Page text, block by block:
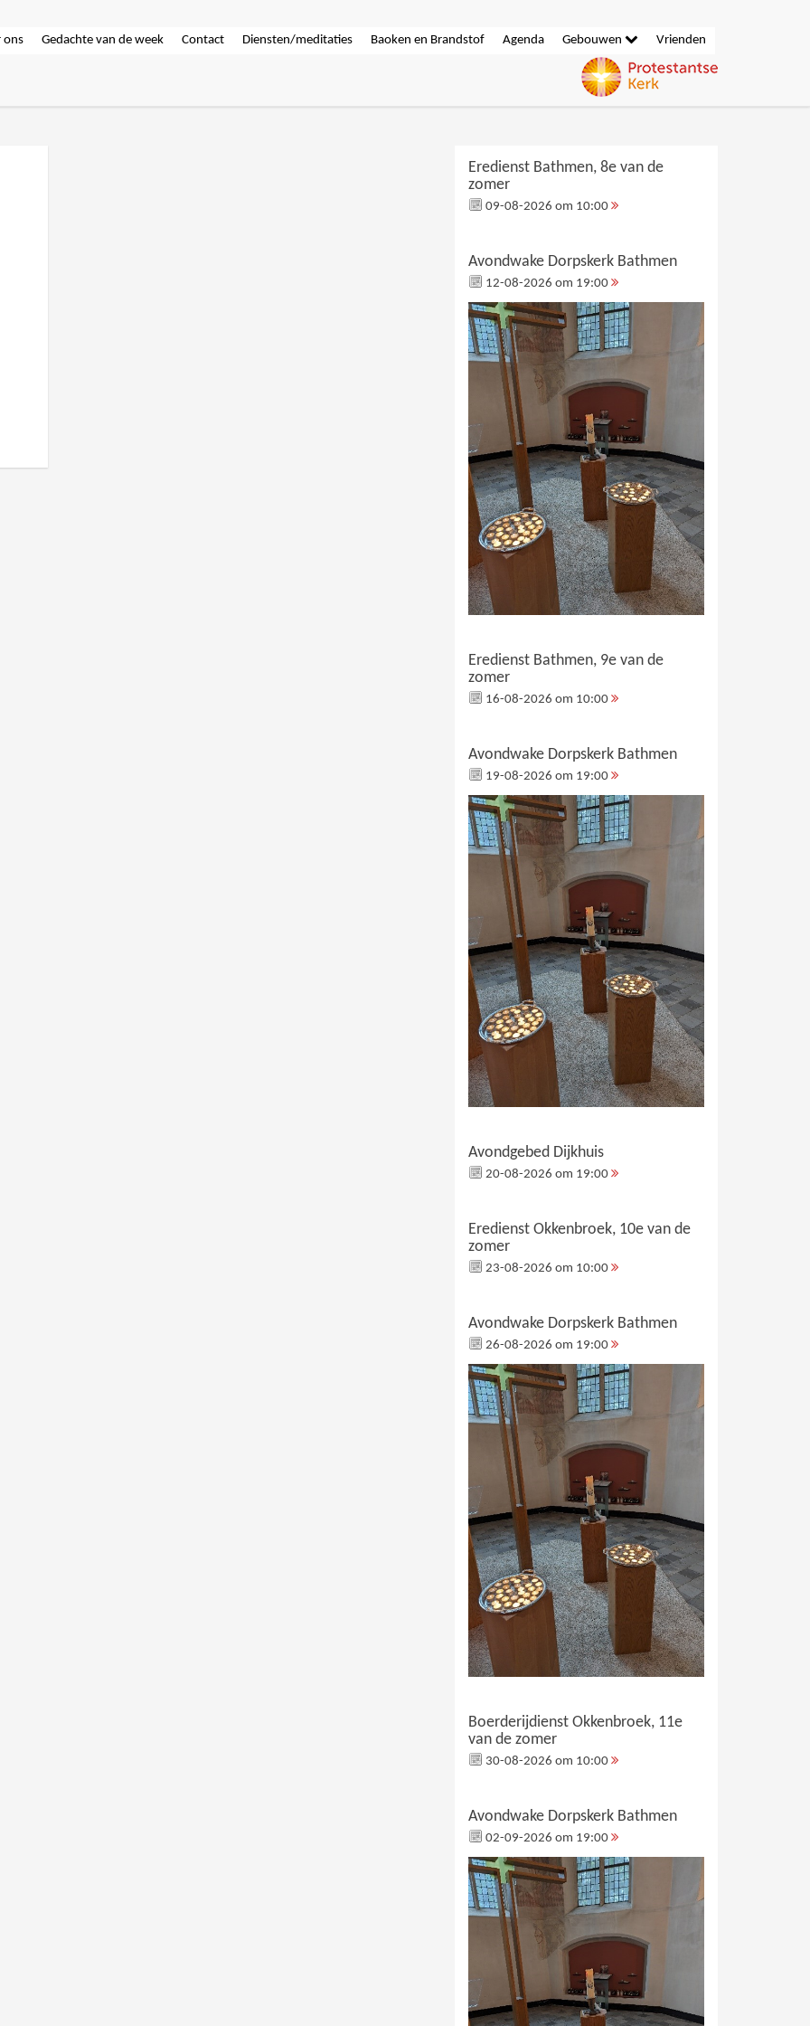
ons Gedachte van de week Contact Diensten/meditaties Baoken en Brandstof Agenda Gebouwen Vrienden
Eredienst Bathmen, 8e van de
zomer
09-08-2026 om 10:00
Avondwake Dorpskerk Bathmen
12-08-2026 om 19:00
Eredienst Bathmen, 9e van de
zomer
16-08-2026 om 10:00
Avondwake Dorpskerk Bathmen
19-08-2026 om 19:00
Avondgebed Dijkhuis
20-08-2026 om 19:00
Eredienst Okkenbroek, 10e van de
zomer
23-08-2026 om 10:00
Avondwake Dorpskerk Bathmen
26-08-2026 om 19:00
Boerderijdienst Okkenbroek, 11e
van de zomer
30-08-2026 om 10:00
Avondwake Dorpskerk Bathmen
02-09-2026 om 19:00